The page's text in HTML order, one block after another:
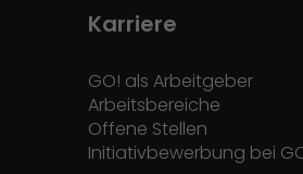
Karriere
GO! als Arbeitgeber
Arbeitsbereiche
Offene Stellen
Initiativbewerbung bei